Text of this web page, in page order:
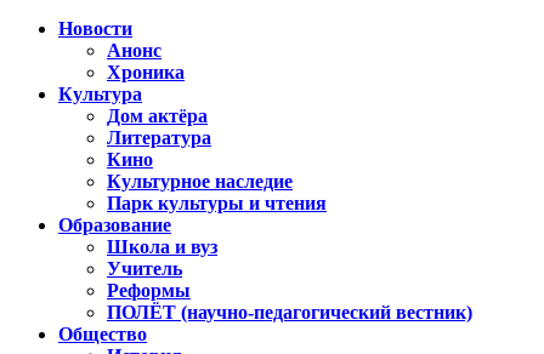
Новости
Анонс
Хроника
Культура
Дом актёра
Литература
Кино
Культурное наследие
Парк культуры и чтения
Образование
Школа и вуз
Учитель
Реформы
ПОЛЁТ (научно-педагогический вестник)
Общество